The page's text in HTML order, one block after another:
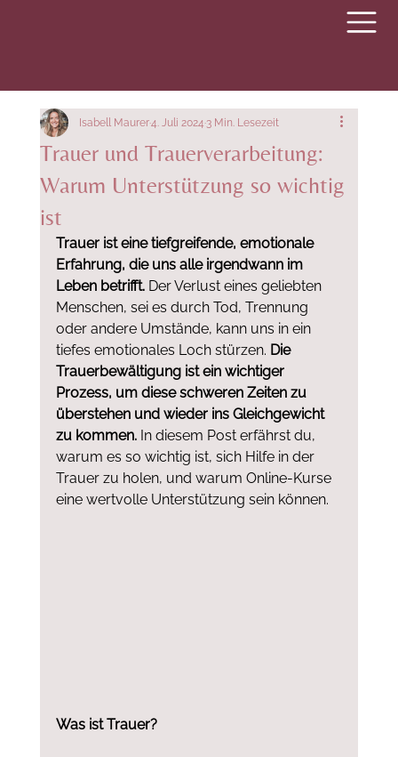
Trauer und Trauerverarbeitung:
Warum Unterstützung so wichtig
ist
Isabell Maurer4. Juli 2024 3 Min. Lesezeit
Trauer ist eine tiefgreifende, emotionale
Erfahrung, die uns alle irgendwann im
Leben betrifft. Der Verlust eines geliebten
Menschen, sei es durch Tod, Trennung
oder andere Umstände, kann uns in ein
tiefes emotionales Loch stürzen. Die
Trauerbewältigung ist ein wichtiger
Prozess, um diese schweren Zeiten zu
überstehen und wieder ins Gleichgewicht
zu kommen. In diesem Post erfährst du,
warum es so wichtig ist, sich Hilfe in der
Trauer zu holen, und warum Online-Kurse
eine wertvolle Unterstützung sein können.
Was ist Trauer?